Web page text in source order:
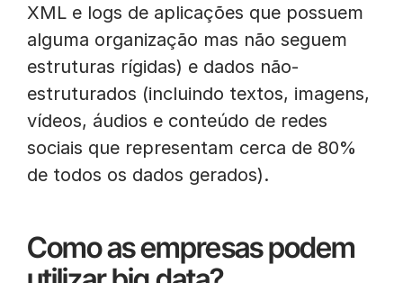
XML e logs de aplicações que possuem
alguma organização mas não seguem
estruturas rígidas) e dados não-
estruturados (incluindo textos, imagens,
vídeos, áudios e conteúdo de redes
sociais que representam cerca de 80%
de todos os dados gerados).
Como as empresas podem